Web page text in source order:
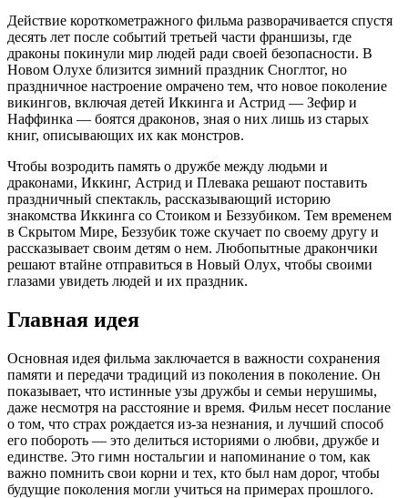
Действие короткометражного фильма разворачивается спустя
десять лет после событий третьей части франшизы, где
драконы покинули мир людей ради своей безопасности. В
Новом Олухе близится зимний праздник Сноглтог, но
праздничное настроение омрачено тем, что новое поколение
викингов, включая детей Иккинга и Астрид — Зефир и
Наффинка — боятся драконов, зная о них лишь из старых
книг, описывающих их как монстров.
Чтобы возродить память о дружбе между людьми и
драконами, Иккинг, Астрид и Плевака решают поставить
праздничный спектакль, рассказывающий историю
знакомства Иккинга со Стоиком и Беззубиком. Тем временем
в Скрытом Мире, Беззубик тоже скучает по своему другу и
рассказывает своим детям о нем. Любопытные дракончики
решают втайне отправиться в Новый Олух, чтобы своими
глазами увидеть людей и их праздник.
Главная идея
Основная идея фильма заключается в важности сохранения
памяти и передачи традиций из поколения в поколение. Он
показывает, что истинные узы дружбы и семьи нерушимы,
даже несмотря на расстояние и время. Фильм несет послание
о том, что страх рождается из-за незнания, и лучший способ
его побороть — это делиться историями о любви, дружбе и
единстве. Это гимн ностальгии и напоминание о том, как
важно помнить свои корни и тех, кто был нам дорог, чтобы
будущие поколения могли учиться на примерах прошлого.